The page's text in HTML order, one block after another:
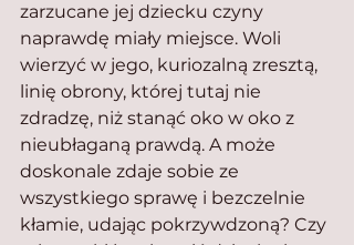
zarzucane jej dziecku czyny
naprawdę miały miejsce. Woli
wierzyć w jego, kuriozalną zresztą,
linię obrony, której tutaj nie
zdradzę, niż stanąć oko w oko z
nieubłaganą prawdą. A może
doskonale zdaje sobie ze
wszystkiego sprawę i bezczelnie
kłamie, udając pokrzywdzoną? Czy